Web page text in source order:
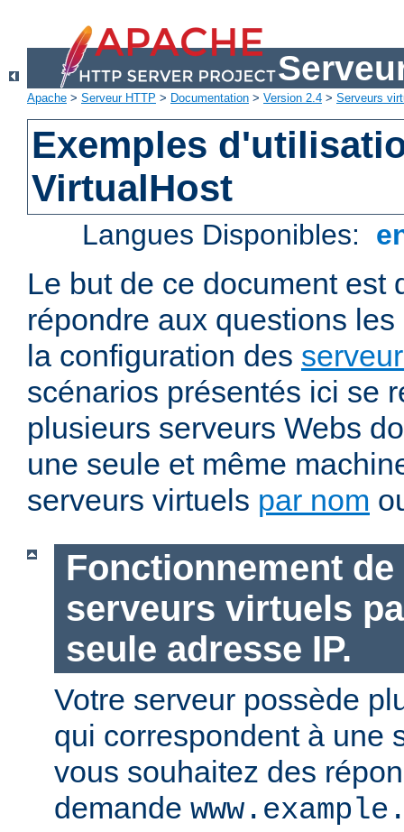
Apache > Serveur HTTP > Documentation > Version 2.4 > Serveurs
Exemples
VirtualHost
Langues Disponibles:
Le but de ce document est
répondre aux questions
la configuration des
scénarios présentés ici se
plusieurs serveurs Webs
une seule et même
serveurs virtuels par nom
Fonctionnement
serveurs virtuels
seule adresse IP.
Votre serveur possède
qui correspondent à une
vous souhaitez des
demande